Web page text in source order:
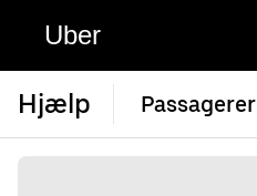
Uber
Hjælp Passagerer